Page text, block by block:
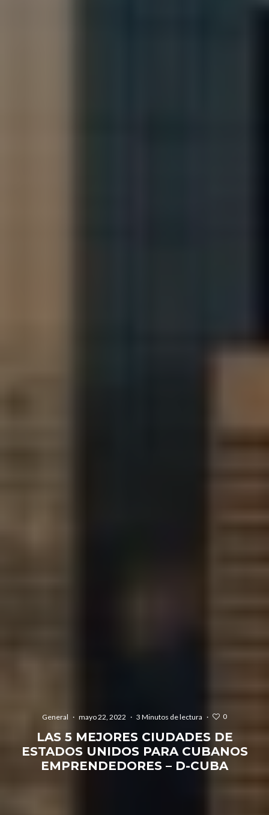
General · mayo 22, 2022 · 3 Minutos de lectura · 0
LAS 5 MEJORES CIUDADES DE
ESTADOS UNIDOS PARA CUBANOS
EMPRENDEDORES – D-CUBA